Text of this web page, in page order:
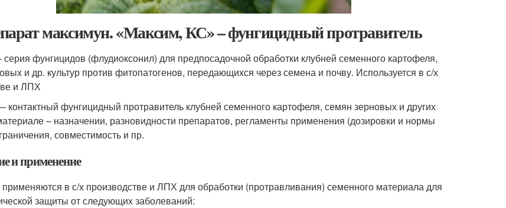
максимун. «Максим, КС» – фунгицидный протравитель
фунгицидов (флудиоксонил) для предпосадочной обработки клубней семенного картофеля,
и др. культур против фитопатогенов, передающихся через семена и почву. Используется в с/х
и ЛПХ
фунгицидный протравитель клубней семенного картофеля, семян зерновых и других
– назначении, разновидности препаратов, регламенты применения (дозировки и нормы
совместимость и пр.
и применение
в с/х производстве и ЛПХ для обработки (протравливания) семенного материала для
защиты от следующих заболеваний: